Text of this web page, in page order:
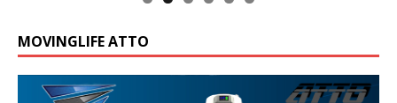
MOVINGLIFE ATTO